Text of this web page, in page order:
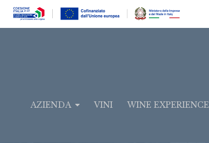
AZIENDA VINI WINE EXPERIENCE